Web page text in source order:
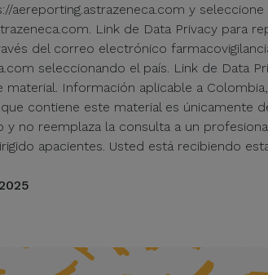
aereporting.astrazeneca.com y
Link de Data Privacy para
del correo electrónico
seleccionando el país. Link de Data
material. Información aplicable a
contiene este material es
no reemplaza la consulta a un
apacientes. Usted está recibiendo